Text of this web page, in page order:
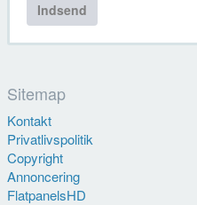
Indsend
Sitemap
Kontakt
Privatlivspolitik
Copyright
Annoncering
FlatpanelsHD